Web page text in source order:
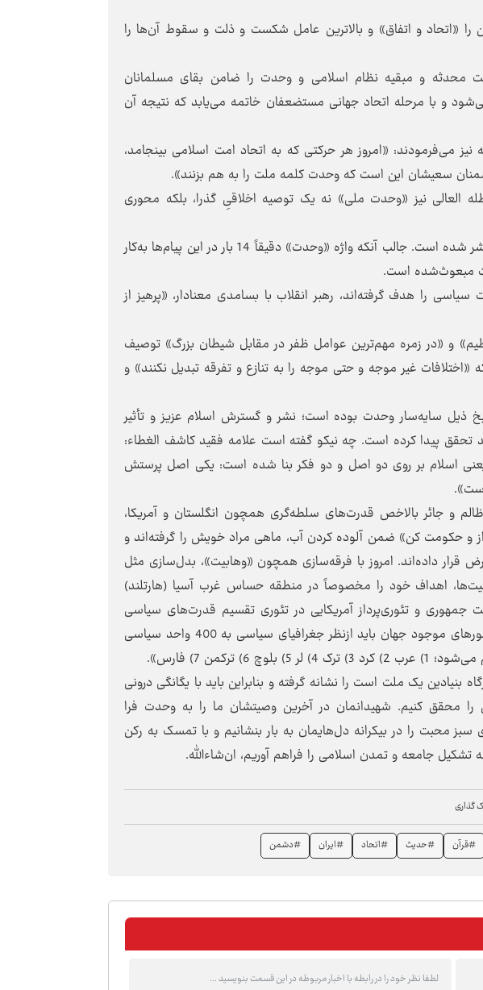
«اتحاد و اتفاق» و بالاترین عامل شکست و ذلت و سقوط آن‌ها را
محدثه و مبقیه نظام اسلامی و وحدت را ضامن بقای مسلمانان
و با مرحله اتحاد جهانی مستضعفان خاتمه می‌یابد که نتیجه آن
می‌فرمودند: «امروز هر حرکتی که به اتحاد امت اسلامی بینجامد،
سعیشان این است که وحدت کلمه‌ ملت را به هم بزنند».‌
نیز «وحدت ملی» نه یک توصیه اخلاقیِ گذرا، بلکه محوری
از آغاز دوره رهبری ایشان تاکنون حدوداً 14 پیام رسمی منتشر شده است. جالب آنکه واژه «وحدت» دقیقاً 14 بار در این پیام‌ها به‌کار
مبعوث‌شده است.
را هدف گرفته‌اند، رهبر انقلاب با بسامدی معنادار، «پرهیز از
و «در زمره مهم‌ترین عوامل ظفر در مقابل شیطان بزرگ» توصیف
«اختلافات غیر موجه و حتی موجه را به تنازع و تفرقه تبدیل نکنند» و
ذیل سایه‌سار وحدت بوده است؛ نشر و گسترش اسلام عزیز و تأثیر
تحقق پیدا کرده است. چه نیکو گفته است علامه فقید کاشف الغطاء:
یعنی اسلام بر روی دو اصل و دو فکر بنا شده است: یکی اصل پرستش
و جائر بالاخص قدرت‌های سلطه‌گری همچون انگلستان و آمریکا،
و حکومت کن» ضمن آلوده کردن آب، ماهی مراد خویش را گرفته‌اند و
قرار داده‌اند. امروز با فرقه‌سازی همچون «وهابیت»، بدل‌سازی مثل
اهداف خود را مخصوصاً در منطقه حساس غرب آسیا (هارتلند)
جمهوری و تئوری‌پرداز آمریکایی در تئوری تقسیم قدرت‌های سیاسی
متمرکز و در چارچوب ایجاد کانون‌های بحران می‌گوید: «کشورهای موجود جهان باید ازنظر جغرافیای سیاسی به 400 واحد سیاسی
7) فارس».
یک ملت است را نشانه گرفته و بنابراین باید با یگانگی درونی
را محقق کنیم. شهیدانمان در آخرین وصیتشان ما را به وحدت فرا
محبت را در بیکرانه دل‌هایمان به بار بنشانیم و با تمسک به رکن
جامعه و تمدن اسلامی را فراهم آوریم، ان‌شاء‌الله.
گذاری
#قرآن #حدیث #اتحاد #ایران #دشمن